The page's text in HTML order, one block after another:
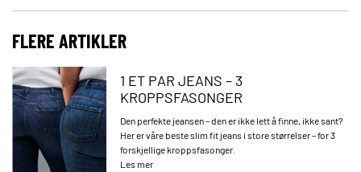
FLERE ARTIKLER
1 ET PAR JEANS – 3
KROPPSFASONGER
Den perfekte jeansen – den er ikke lett å finne, ikke sant?
Her er våre beste slim fit jeans i store størrelser – for 3
forskjellige kroppsfasonger.
Les mer